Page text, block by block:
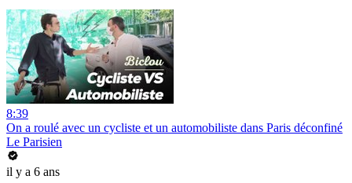
8:39
On a roulé avec un cycliste et un automobiliste dans Paris déconfiné
Le Parisien
il y a 6 ans